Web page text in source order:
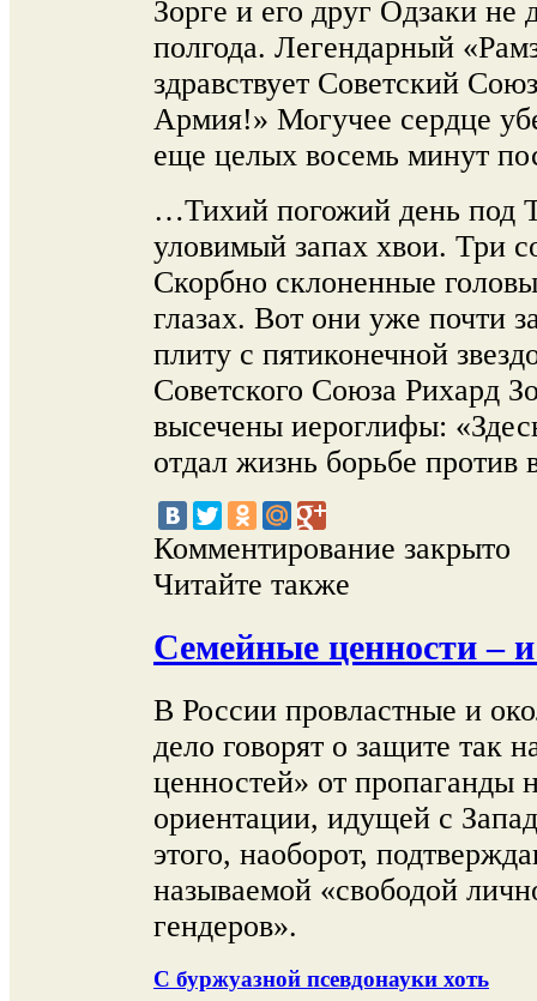
Зорге и его друг Одзаки
полгода. Легендарный
здравствует Советский
Армия!» Могучее сердце
еще целых восемь минут
…Тихий погожий день под
уловимый запах хвои. Три
Скорбно склоненные
глазах. Вот они уже почти
плиту с пятиконечной
Советского Союза Рихард
высечены иероглифы:
отдал жизнь борьбе
Комментирование закрыто
Читайте также
Семейные ценности –
В России провластные и
дело говорят о защите так
ценностей» от пропаганды
ориентации, идущей с
этого, наоборот,
называемой «свободой
гендеров».
С буржуазной псевдонауки хоть